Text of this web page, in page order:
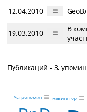
12.04.2010
19.03.2010
В
Публикаций - 3,
навигатор
Астрономия